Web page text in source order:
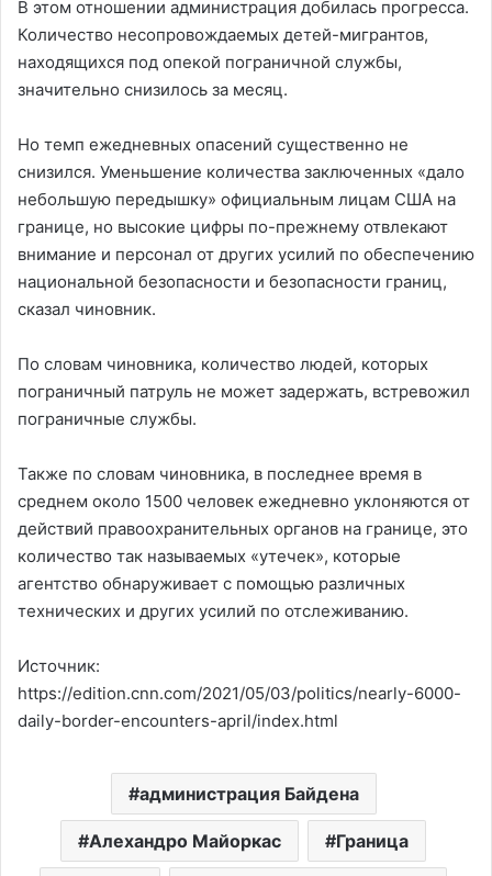
В этом отношении администрация добилась прогресса.
Количество несопровождаемых детей-мигрантов,
находящихся под опекой пограничной службы,
значительно снизилось за месяц.
Но темп ежедневных опасений существенно не
снизился. Уменьшение количества заключенных «дало
небольшую передышку» официальным лицам США на
границе, но высокие цифры по-прежнему отвлекают
внимание и персонал от других усилий по обеспечению
национальной безопасности и безопасности границ,
сказал чиновник.
По словам чиновника, количество людей, которых
пограничный патруль не может задержать, встревожил
пограничные службы.
Также по словам чиновника, в последнее время в
среднем около 1500 человек ежедневно уклоняются от
действий правоохранительных органов на границе, это
количество так называемых «утечек», которые
агентство обнаруживает с помощью различных
технических и других усилий по отслеживанию.
Источник:
https://edition.cnn.com/2021/05/03/politics/nearly-6000-
daily-border-encounters-april/index.html
администрация Байдена
Алехандро Майоркас Граница